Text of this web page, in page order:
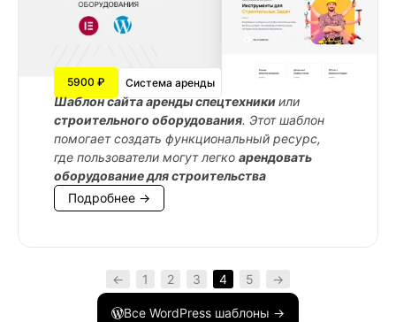
5900 ₽ Система аренды
Шаблон сайта аренды спецтехникиили
строительного оборудования. Этот шаблон
помогает создать функциональный ресурс,
где пользователи могут легко арендовать
оборудование для строительства
Подробнее →
← 1 2 3 4 5 →
Все WordPress шаблоны →